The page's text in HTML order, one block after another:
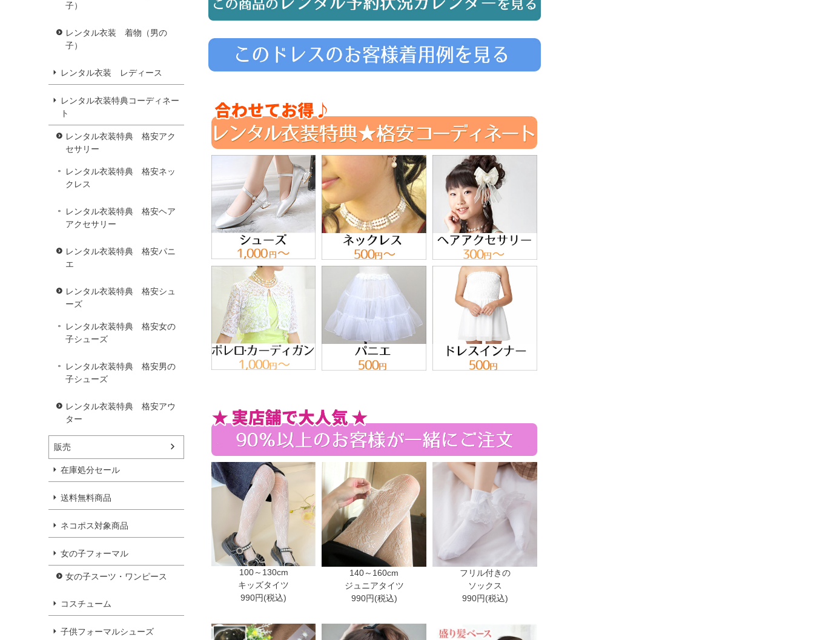
子）
レンタル衣装 着物（男の
子）
レンタル衣装 レディース
レンタル衣装特典コーディネー
ト
レンタル衣装特典 格安アク
セサリー
レンタル衣装特典 格安ネッ
クレス
レンタル衣装特典 格安ヘア
アクセサリー
レンタル衣装特典 格安パニ
エ
レンタル衣装特典 格安シュ
ーズ
レンタル衣装特典 格安女の
子シューズ
レンタル衣装特典 格安男の
子シューズ
レンタル衣装特典 格安アウ
ター
販売
在庫処分セール
送料無料商品
ネコポス対象商品
女の子フォーマル
女の子スーツ・ワンピース
コスチューム
子供フォーマルシューズ
100～130cm
キッズタイツ
990円(税込)
140～160cm
ジュニアタイツ
990円(税込)
フリル付きの
ソックス
990円(税込)